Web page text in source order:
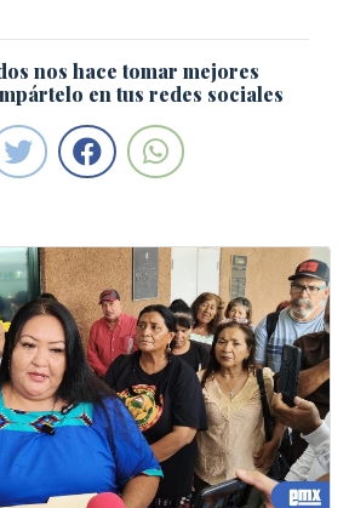
nos hace tomar mejores
en tus redes sociales